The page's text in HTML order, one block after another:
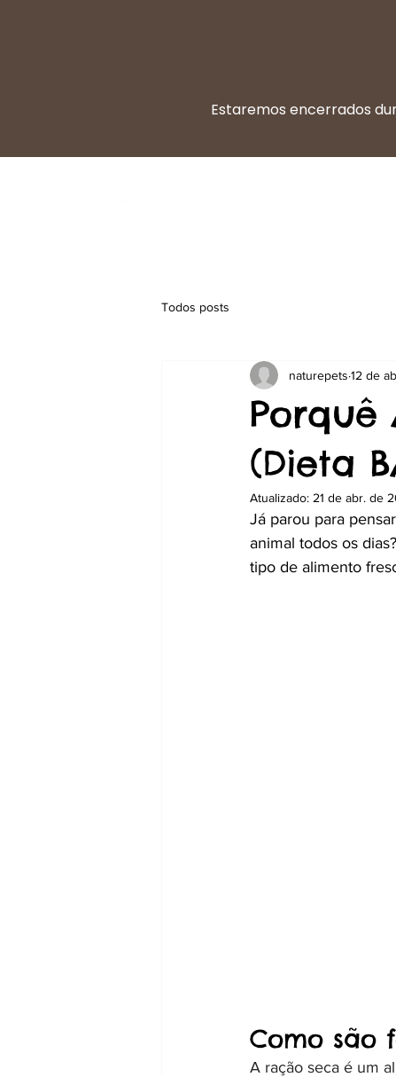
Estaremos encerrados
Todos posts
(Dieta
naturepets 12 de
Atualizado: 21 de abr. de
Já parou para
animal todos os
tipo de alimento
Como são
A ração seca é um